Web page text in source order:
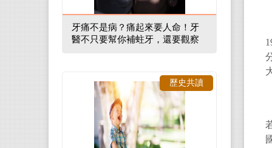
牙痛不是病？痛起來要人命！牙
醫不只要幫你補蛀牙，還要觀察
歷史共讀